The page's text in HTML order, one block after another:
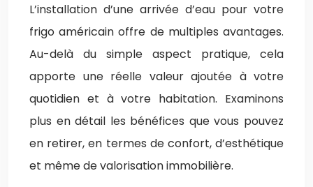
L’installation d’une arrivée d’eau pour votre
frigo américain offre de multiples avantages.
Au-delà du simple aspect pratique, cela
apporte une réelle valeur ajoutée à votre
quotidien et à votre habitation. Examinons
plus en détail les bénéfices que vous pouvez
en retirer, en termes de confort, d’esthétique
et même de valorisation immobilière.